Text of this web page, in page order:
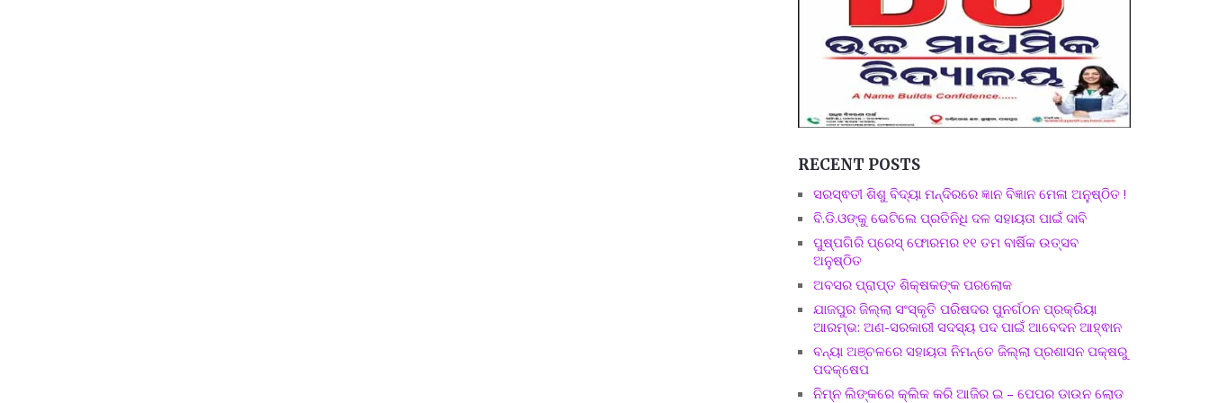
RECENT POSTS
ସରସ୍ଵତୀ ଶିଶୁ ବିଦ୍ୟା ମନ୍ଦିରରେ ଜ୍ଞାନ ବିଜ୍ଞାନ ମେଳା ଅନୁଷ୍ଠିତ !
ବି.ଡି.ଓଙ୍କୁ ଭେଟିଲେ ପ୍ରତିନିଧି ଦଳ ସହାୟତା ପାଇଁ ଦାବି
ପୁଷ୍ପଗିରି ପ୍ରେସ୍ ଫୋରମର ୧୧ ତମ ବାର୍ଷିକ ଉତ୍ସବ
ଅନୁଷ୍ଠିତ
ଅବସର ପ୍ରାପ୍ତ ଶିକ୍ଷକଙ୍କ ପରଲୋକ
ଯାଜପୁର ଜିଲ୍ଲା ସଂସ୍କୃତି ପରିଷଦର ପୁନର୍ଗଠନ ପ୍ରକ୍ରିୟା
ଆରମ୍ଭ: ଅଣ-ସରକାରୀ ସଦସ୍ୟ ପଦ ପାଇଁ ଆବେଦନ ଆହ୍ଵାନ
ବନ୍ୟା ଅଞ୍ଚଳରେ ସହାୟତା ନିମନ୍ତେ ଜିଲ୍ଲା ପ୍ରଶାସନ ପକ୍ଷରୁ
ପଦକ୍ଷେପ
ନିମ୍ନ ଲିଙ୍କରେ କ୍ଲିକ କରି ଆଜିର ଇ – ପେପର ଡାଉନ ଲୋଡ